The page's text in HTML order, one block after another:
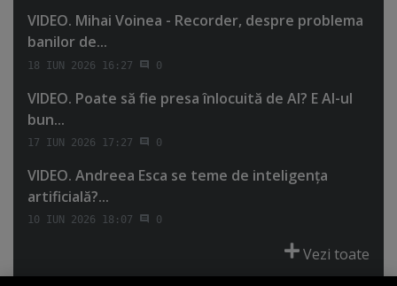
VIDEO. Mihai Voinea - Recorder, despre problema
banilor de...
18 IUN 2026 16:27 0
VIDEO. Poate să fie presa înlocuită de AI? E AI-ul
bun...
17 IUN 2026 17:27 0
VIDEO. Andreea Esca se teme de inteligenţa
artificială?...
10 IUN 2026 18:07 0
Vezi toate